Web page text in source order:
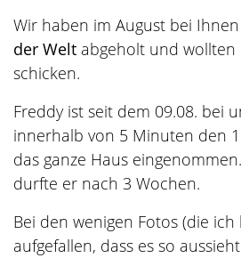
Wir haben im August bei Ihnen
der Welt abgeholt und
schicken.
Freddy ist seit dem 09.08. bei
innerhalb von 5 Minuten den
das ganze Haus
durfte er nach 3 Wochen.
Bei den wenigen Fotos (die
aufgefallen, dass es so